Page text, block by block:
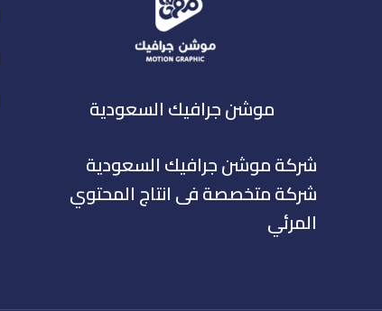
موشن جرافيك السعودية
شركة موشن جرافيك السعودية
شركة متخصصة فى انتاج المحتوي
المرئي